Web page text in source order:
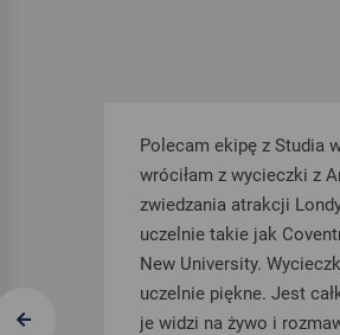
z Studia w Anglii! Właśnie
z Anglii gdzie oprócz
Londynu, zwiedzaliśmy różne
jak Coventry University i Bucks
Wycieczka była wspaniała,
Jest całkowicie inaczej jak się
i rozmawia się pracownikami